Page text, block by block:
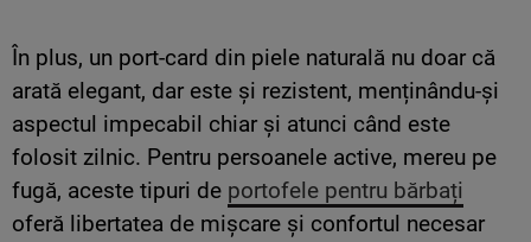
În plus, un port-card din piele naturală nu doar că
arată elegant, dar este și rezistent, menținându-și
aspectul impecabil chiar și atunci când este
folosit zilnic. Pentru persoanele active, mereu pe
fugă, aceste tipuri de portofele pentru bărbați
oferă libertatea de mișcare și confortul necesar